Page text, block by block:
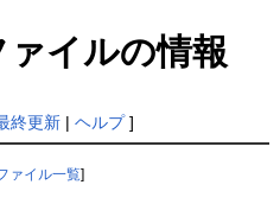
ァイルの情報
終更新| ヘルプ]
ァイル一覧